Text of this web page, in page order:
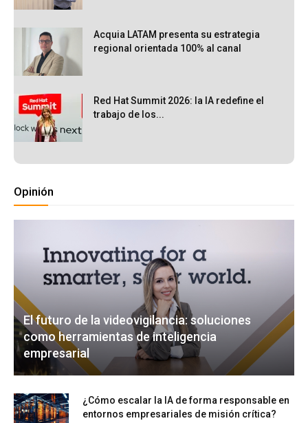
Acquia LATAM presenta su estrategia
regional orientada 100% al canal
Red Hat Summit 2026: la IA redefine el
trabajo de los...
Opinión
El futuro de la videovigilancia: soluciones
como herramientas de inteligencia
empresarial
¿Cómo escalar la IA de forma responsable en
entornos empresariales de misión crítica?